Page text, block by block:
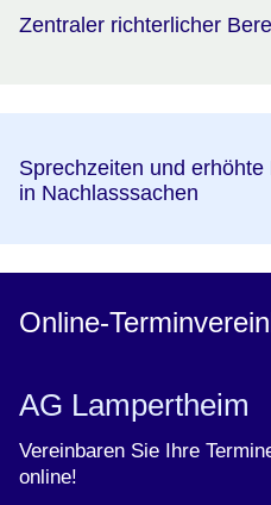
Zentraler richterlicher
Sprechzeiten und
in Nachlasssachen
Online-
AG Lampertheim
Vereinbaren Sie Ihre
online!